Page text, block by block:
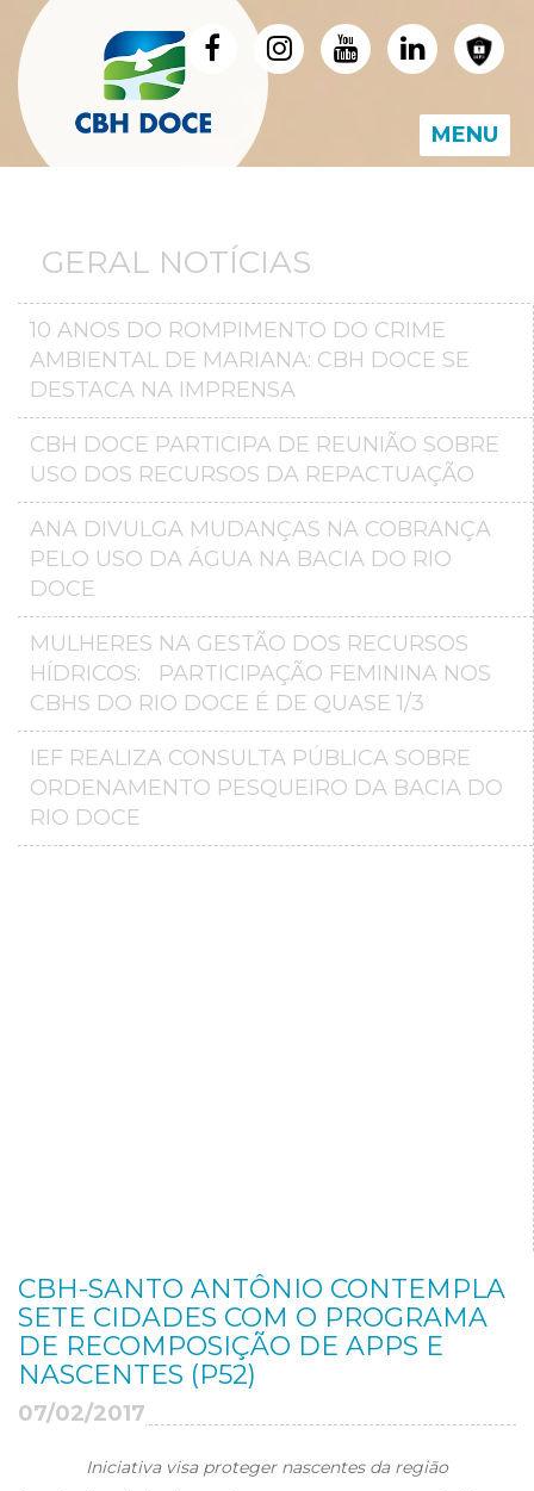
MENU
GERAL NOTÍCIAS
10 ANOS DO ROMPIMENTO DO CRIME
AMBIENTAL DE MARIANA: CBH DOCE SE
DESTACA NA IMPRENSA
CBH DOCE PARTICIPA DE REUNIÃO SOBRE
USO DOS RECURSOS DA REPACTUAÇÃO
ANA DIVULGA MUDANÇAS NA COBRANÇA
PELO USO DA ÁGUA NA BACIA DO RIO
DOCE
MULHERES NA GESTÃO DOS RECURSOS
HÍDRICOS: PARTICIPAÇÃO FEMININA NOS
CBHS DO RIO DOCE É DE QUASE 1/3
IEF REALIZA CONSULTA PÚBLICA SOBRE
ORDENAMENTO PESQUEIRO DA BACIA DO
RIO DOCE
CBH-SANTO ANTÔNIO CONTEMPLA
SETE CIDADES COM O PROGRAMA
DE RECOMPOSIÇÃO DE APPS E
NASCENTES (P52)
07/02/2017
Iniciativa visa proteger nascentes da região